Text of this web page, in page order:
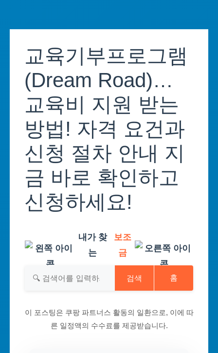
content교육기부프로그램
(Dream Road)…
교육비 지원 받는
방법! 자격 요건과
신청 절차 안내 지
금 바로 확인하고
신청하세요!
내가 찾
는
보조
금
검색 홈
이 포스팅은 쿠팡 파트너스 활동의 일환으로, 이에 따
른 일정액의 수수료를 제공받습니다.